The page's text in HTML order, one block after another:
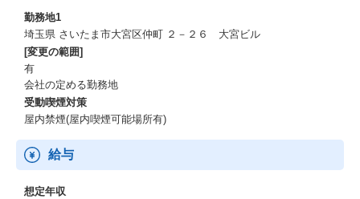
能です。
勤務地1
埼玉県 さいたま市大宮区仲町 ２－２６ 大宮ビル
[変更の範囲]
有
会社の定める勤務地
受動喫煙対策
屋内禁煙(屋内喫煙可能場所有)
給与
想定年収